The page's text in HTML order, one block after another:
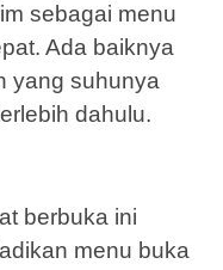
sebagai menu
Ada baiknya
yang suhunya
dahulu.
berbuka ini
menu buka